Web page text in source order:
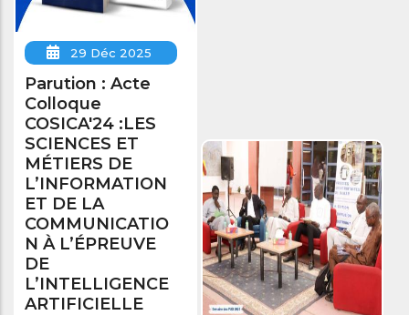
29 Déc 2025
Parution : Acte
Colloque
COSICA'24 :LES
SCIENCES ET
MÉTIERS DE
L’INFORMATION
ET DE LA
COMMUNICATIO
N À L’ÉPREUVE
DE
L’INTELLIGENCE
ARTIFICIELLE